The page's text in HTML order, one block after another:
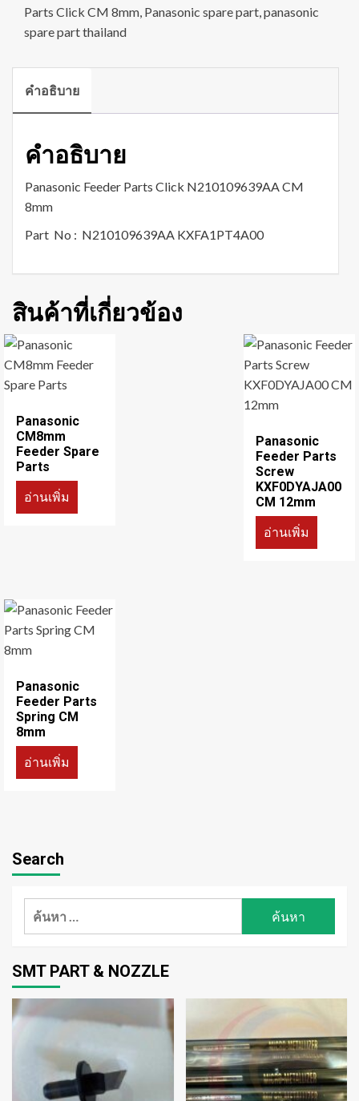
Parts Click CM 8mm, Panasonic spare part,panasonic
spare part thailand
คำอธิบาย
คำอธิบาย
Panasonic Feeder Parts Click N210109639AA CM
8mm
Part No : N210109639AA KXFA1PT4A00
สินค้าที่เกี่ยวข้อง
Panasonic
CM8mm
Feeder Spare
Parts
อ่านเพิ่ม
Panasonic
Feeder Parts
Screw
KXF0DYAJA00
CM 12mm
อ่านเพิ่ม
Panasonic
Feeder Parts
Spring CM
8mm
อ่านเพิ่ม
Search
ค้นหา
SMT PART & NOZZLE